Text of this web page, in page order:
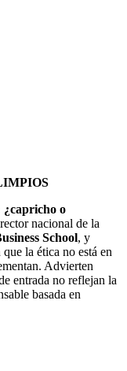
o
nacional de la
School, y
que la ética no está en
Advierten
entrada no reflejan la
basada en